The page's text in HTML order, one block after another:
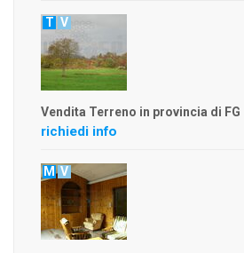
T V
Vendita Terreno in provincia di FG
richiedi info
M V